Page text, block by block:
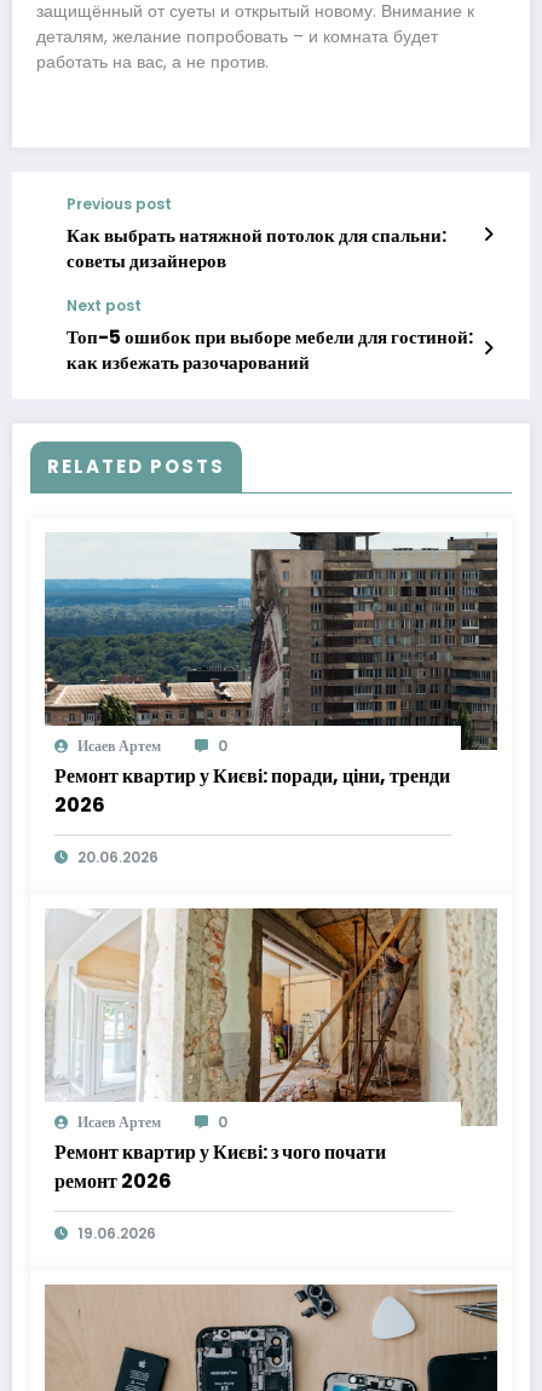
защищённый от суеты и открытый новому. Внимание к
деталям, желание попробовать – и комната будет
работать на вас, а не против.
Previous post
Как выбрать натяжной потолок для спальни:
советы дизайнеров
Next post
Топ-5 ошибок при выборе мебели для гостиной:
как избежать разочарований
RELATED POSTS
Исаев Артем 0
Ремонт квартир у Києві: поради, ціни, тренди
2026
20.06.2026
Исаев Артем 0
Ремонт квартир у Києві: з чого почати
ремонт 2026
19.06.2026